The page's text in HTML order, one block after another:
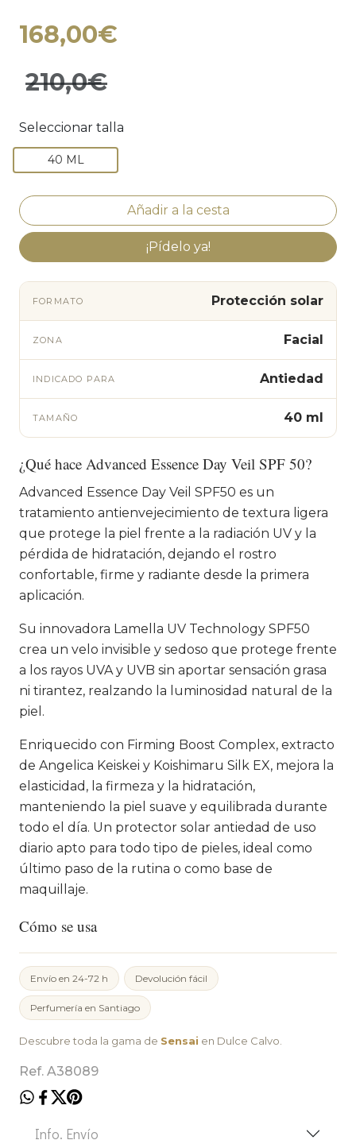
168,00€
210,0€
Seleccionar talla
40 ML
¡Pídelo ya!
FORMATO Protección solar
ZONA Facial
INDICADO PARA Antiedad
TAMAÑO 40 ml
¿Qué hace Advanced Essence Day Veil SPF 50?
Advanced Essence Day Veil SPF50 es un
tratamiento antienvejecimiento de textura ligera
que protege la piel frente a la radiación UV y la
pérdida de hidratación, dejando el rostro
confortable, firme y radiante desde la primera
aplicación.
Su innovadora Lamella UV Technology SPF50
crea un velo invisible y sedoso que protege frente
a los rayos UVA y UVB sin aportar sensación grasa
ni tirantez, realzando la luminosidad natural de la
piel.
Enriquecido con Firming Boost Complex, extracto
de Angelica Keiskei y Koishimaru Silk EX, mejora la
elasticidad, la firmeza y la hidratación,
manteniendo la piel suave y equilibrada durante
todo el día. Un protector solar antiedad de uso
diario apto para todo tipo de pieles, ideal como
último paso de la rutina o como base de
maquillaje.
Cómo se usa
Envío en 24-72 h Devolución fácil
Perfumería en Santiago
Descubre toda la gama de Sensai en Dulce Calvo.
Ref. A38089
Info. Envío